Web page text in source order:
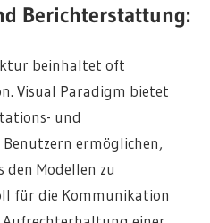
Berichterstattung:
beinhaltet oft
Visual Paradigm bietet
und
ermöglichen,
Modellen zu
für die Kommunikation